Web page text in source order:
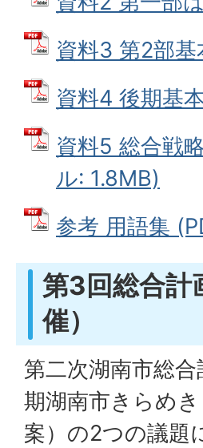
資料3 第2部
資料4 後期基
資料5 総合戦
ル: 1.8MB)
参考 用語集
第3回総合計
催）
第二次湖南市総
期湖南市きらめ
案）の2つの議題